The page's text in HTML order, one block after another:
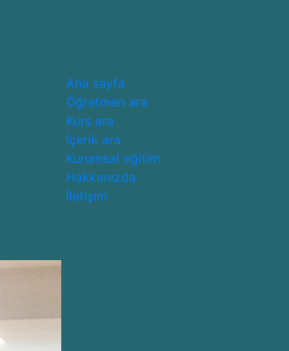
Ana sayfa
Öğretmen ara
Kurs ara
İçerik ara
Kurumsal eğitim
Hakkımızda
İletişim